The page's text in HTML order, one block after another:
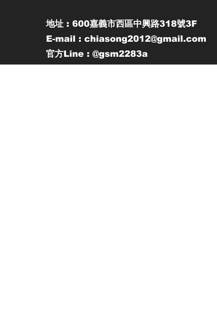
地址 : 600嘉義市西區中興路318號3F
E-mail : chiasong2012@gmail.com
官方Line : @gsm2283a